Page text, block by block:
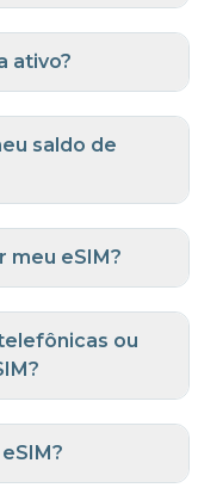
ativo?
saldo de
meu eSIM?
ou